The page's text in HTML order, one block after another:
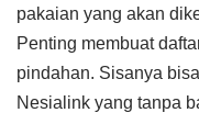
pakaian yang akan
Penting membuat
pindahan. Sisanya
Nesialink yang tanpa